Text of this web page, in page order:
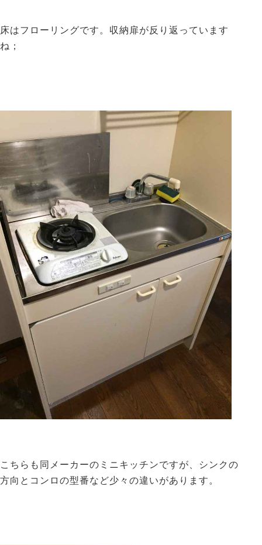
床はフローリングです。収納扉が反り返っています
ね；
こちらも同メーカーのミニキッチンですが、シンクの
方向とコンロの型番など少々の違いがあります。